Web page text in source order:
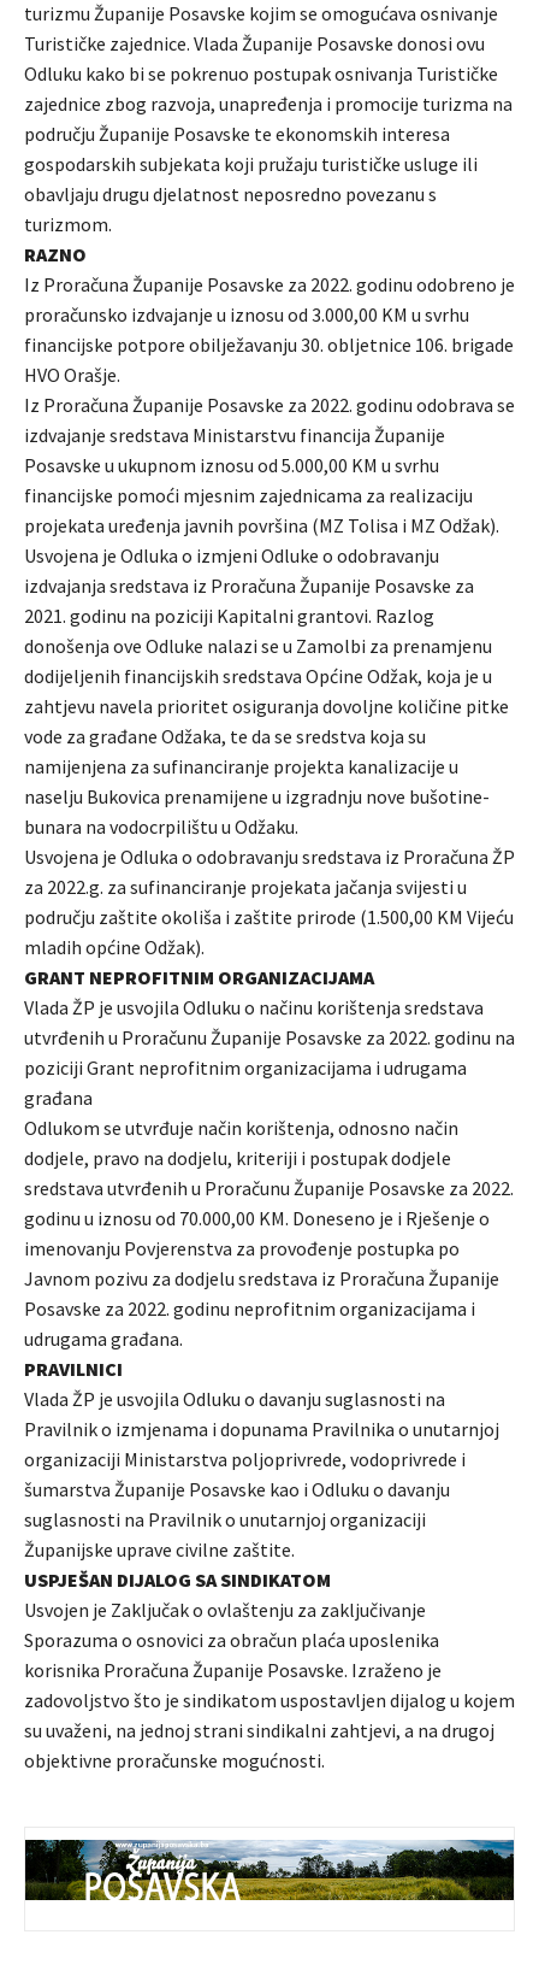
turizmu Županije Posavske kojim se omogućava osnivanje
Turističke zajednice. Vlada Županije Posavske donosi ovu
Odluku kako bi se pokrenuo postupak osnivanja Turističke
zajednice zbog razvoja, unapređenja i promocije turizma na
području Županije Posavske te ekonomskih interesa
gospodarskih subjekata koji pružaju turističke usluge ili
obavljaju drugu djelatnost neposredno povezanu s
turizmom.
RAZNO
Iz Proračuna Županije Posavske za 2022. godinu odobreno je
proračunsko izdvajanje u iznosu od 3.000,00 KM u svrhu
financijske potpore obilježavanju 30. obljetnice 106. brigade
HVO Orašje.
Iz Proračuna Županije Posavske za 2022. godinu odobrava se
izdvajanje sredstava Ministarstvu financija Županije
Posavske u ukupnom iznosu od 5.000,00 KM u svrhu
financijske pomoći mjesnim zajednicama za realizaciju
projekata uređenja javnih površina (MZ Tolisa i MZ Odžak).
Usvojena je Odluka o izmjeni Odluke o odobravanju
izdvajanja sredstava iz Proračuna Županije Posavske za
2021. godinu na poziciji Kapitalni grantovi. Razlog
donošenja ove Odluke nalazi se u Zamolbi za prenamjenu
dodijeljenih financijskih sredstava Općine Odžak, koja je u
zahtjevu navela prioritet osiguranja dovoljne količine pitke
vode za građane Odžaka, te da se sredstva koja su
namijenjena za sufinanciranje projekta kanalizacije u
naselju Bukovica prenamijene u izgradnju nove bušotine-
bunara na vodocrpilištu u Odžaku.
Usvojena je Odluka o odobravanju sredstava iz Proračuna ŽP
za 2022.g. za sufinanciranje projekata jačanja svijesti u
području zaštite okoliša i zaštite prirode (1.500,00 KM Vijeću
mladih općine Odžak).
GRANT NEPROFITNIM ORGANIZACIJAMA
Vlada ŽP je usvojila Odluku o načinu korištenja sredstava
utvrđenih u Proračunu Županije Posavske za 2022. godinu na
poziciji Grant neprofitnim organizacijama i udrugama
građana
Odlukom se utvrđuje način korištenja, odnosno način
dodjele, pravo na dodjelu, kriteriji i postupak dodjele
sredstava utvrđenih u Proračunu Županije Posavske za 2022.
godinu u iznosu od 70.000,00 KM. Doneseno je i Rješenje o
imenovanju Povjerenstva za provođenje postupka po
Javnom pozivu za dodjelu sredstava iz Proračuna Županije
Posavske za 2022. godinu neprofitnim organizacijama i
udrugama građana.
PRAVILNICI
Vlada ŽP je usvojila Odluku o davanju suglasnosti na
Pravilnik o izmjenama i dopunama Pravilnika o unutarnjoj
organizaciji Ministarstva poljoprivrede, vodoprivrede i
šumarstva Županije Posavske kao i Odluku o davanju
suglasnosti na Pravilnik o unutarnjoj organizaciji
Županijske uprave civilne zaštite.
USPJEŠAN DIJALOG SA SINDIKATOM
Usvojen je Zaključak o ovlaštenju za zaključivanje
Sporazuma o osnovici za obračun plaća uposlenika
korisnika Proračuna Županije Posavske. Izraženo je
zadovoljstvo što je sindikatom uspostavljen dijalog u kojem
su uvaženi, na jednoj strani sindikalni zahtjevi, a na drugoj
objektivne proračunske mogućnosti.